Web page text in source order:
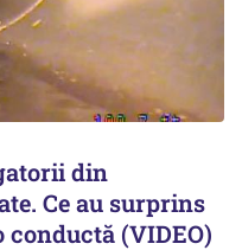
din
Ce au surprins
(VIDEO)